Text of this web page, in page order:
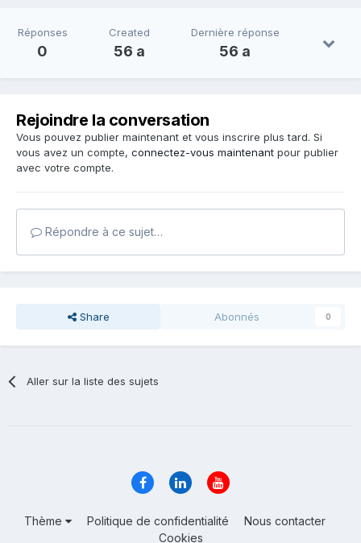
Réponses
0
Created
56 a
Dernière réponse
56 a
Rejoindre la conversation
Vous pouvez publier maintenant et vous inscrire plus tard. Si
vous avez un compte, connectez-vous maintenant pour publier
avec votre compte.
Répondre à ce sujet…
Share Abonnés 0
Aller sur la liste des sujets
Thème Politique de confidentialité
Nous contacter
Cookies